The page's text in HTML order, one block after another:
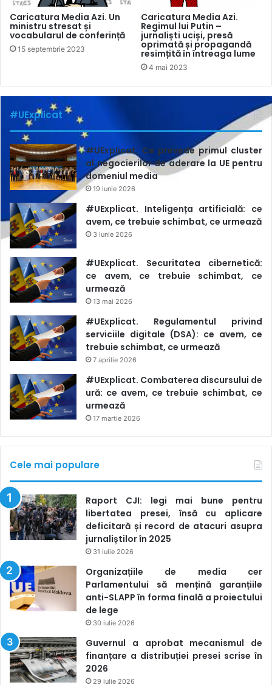
Caricatura Media Azi. Un
ministru stresat și
vocabularul de conferință
15 septembrie 2023
Caricatura Media Azi.
Regimul lui Putin –
jurnaliști uciși, presă
oprimată și propagandă
resimțită în întreaga lume
4 mai 2023
#UExplicat
#UExplicat. Ce prevede primul cluster
al negocierilor de aderare la UE pentru
domeniul media
19 iunie 2026
#UExplicat. Inteligența artificială: ce
avem, ce trebuie schimbat, ce urmează
3 iunie 2026
#UExplicat. Securitatea cibernetică:
ce avem, ce trebuie schimbat, ce
urmează
13 mai 2026
#UExplicat. Regulamentul privind
serviciile digitale (DSA): ce avem, ce
trebuie schimbat, ce urmează
7 aprilie 2026
#UExplicat. Combaterea discursului de
ură: ce avem, ce trebuie schimbat, ce
urmează
17 martie 2026
Cele mai populare
Raport CJI: legi mai bune pentru
libertatea presei, însă cu aplicare
deficitară și record de atacuri asupra
jurnaliștilor în 2025
31 iulie 2026
Organizațiile de media cer
Parlamentului să mențină garanțiile
anti-SLAPP în forma finală a proiectului
de lege
30 iulie 2026
Guvernul a aprobat mecanismul de
finanțare a distribuției presei scrise în
2026
29 iulie 2026